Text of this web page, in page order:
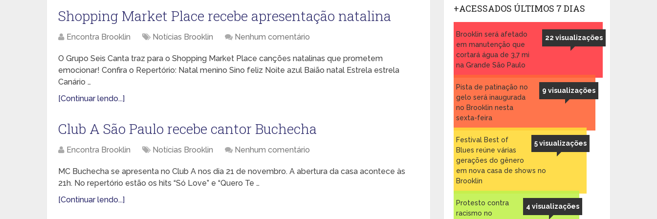
Shopping Market Place recebe apresentação natalina
Encontra Brooklin Notícias Brooklin Nenhum comentário
O Grupo Seis Canta traz para o Shopping Market Place canções natalinas que prometem
emocionar! Confira o Repertório: Natal menino Sino feliz Noite azul Baião natal Estrela estrela
Canário …
[Continuar lendo...]
Club A São Paulo recebe cantor Buchecha
Encontra Brooklin Notícias Brooklin Nenhum comentário
MC Buchecha se apresenta no Club A nos dia 21 de novembro. A abertura da casa acontece às
21h. No repertório estão os hits “Só Love” e “Quero Te …
[Continuar lendo...]
+ACESSADOS ÚLTIMOS 7 DIAS
22 visualizações
Brooklin será afetado
em manutenção que
cortará água de 3,7 mi
na Grande São Paulo
9 visualizações
Pista de patinação no
gelo será inaugurada
no Brooklin nesta
sexta-feira
5 visualizações
Festival Best of
Blues reúne várias
gerações do gênero
em nova casa de shows no
Brooklin
4 visualizações
Protesto contra
racismo no